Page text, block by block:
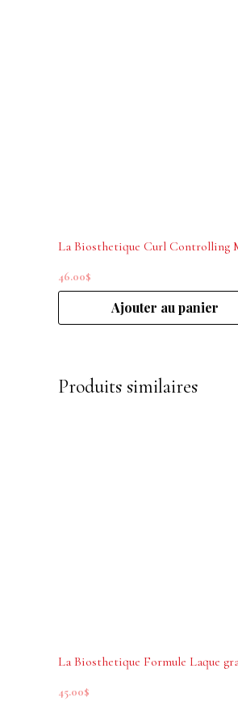
46.00$
Ajouter au panier
Produits similaires
45.00$